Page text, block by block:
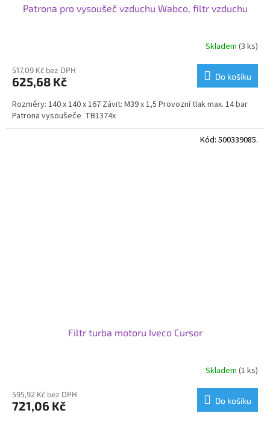
Patrona pro vysoušeč vzduchu Wabco, filtr vzduchu
Skladem (3 ks)
517,09 Kč bez DPH
625,68 Kč Do košíku
Rozměry: 140 x 140 x 167 Závit: M39 x 1,5 Provozní tlak max. 14 bar
Patrona vysoušeče TB1374x
Filtr turba motoru Iveco Cursor
Skladem (1 ks)
595,92 Kč bez DPH
721,06 Kč Do košíku
Kód: 500339085.